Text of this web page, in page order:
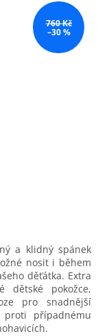
760 Kč
–30 %
a klidný spánek
nosit i během
děťátka. Extra
dětské pokožce,
pro snadnější
případnému